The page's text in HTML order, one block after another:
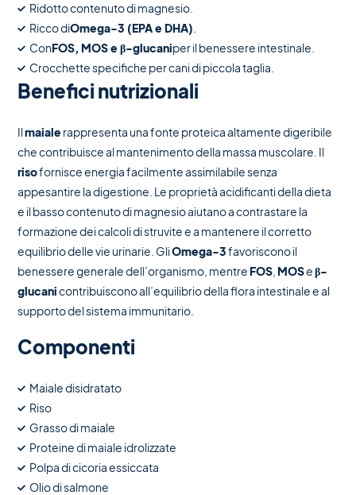
Ridotto contenuto di magnesio.
Ricco diOmega-3 (EPA e DHA)
ConFOS, MOS e β-glucaniper il benessere intestinale.
Crocchette specifiche per cani di piccola taglia.
Benefici nutrizionali
Ilmaiale rappresenta una fonte proteica altamente digeribile
che contribuisce al mantenimento della massa muscolare. Il
risofornisce energia facilmente assimilabile senza
appesantire la digestione. Le proprietà acidificanti della dieta
e il basso contenuto di magnesio aiutano a contrastare la
formazione dei calcoli di struvite e a mantenere il corretto
equilibrio delle vie urinarie. GliOmega-3favoriscono il
benessere generale dell’organismo, mentre FOS MOSeβ-
glucanicontribuiscono all’equilibrio della flora intestinale e al
supporto del sistema immunitario.
Componenti
Maiale disidratato
Riso
Grasso di maiale
Proteine di maiale idrolizzate
Polpa di cicoria essiccata
Olio di salmone